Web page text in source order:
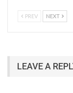
PREV NEXT
LEAVE A